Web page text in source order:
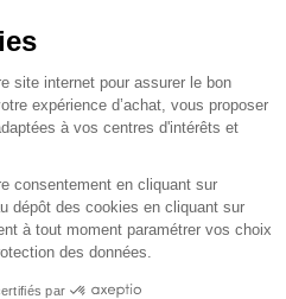
du
site internet pour assurer le bon
expérience d’achat, vous proposer
à vos centres d'intérêts et
consentement en cliquant sur
dépôt des cookies en cliquant sur
à tout moment paramétrer vos choix
des données.
par
Pantalon de
Coupe large
Coloris uni.
Notre
Tissu principal
Composition
LIVRAISON
NOS
Livraison
Qualités et